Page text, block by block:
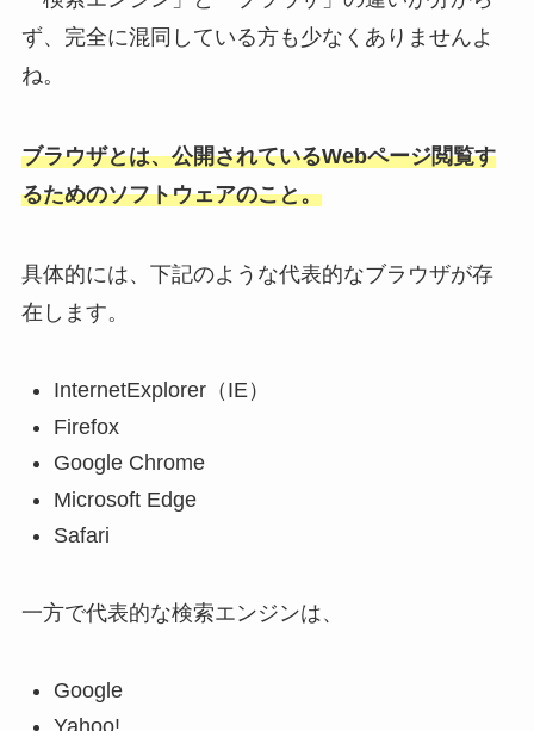
ず、完全に混同している方も少なくありませんよ
ね。
ブラウザとは、公開されているWebページ閲覧す
るためのソフトウェアのこと。
具体的には、下記のような代表的なブラウザが存
在します。
InternetExplorer（IE）
Firefox
Google Chrome
Microsoft Edge
Safari
一方で代表的な検索エンジンは、
Google